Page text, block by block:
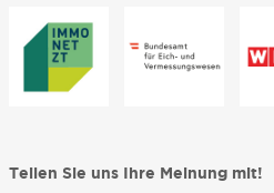
Teilen Sie uns Ihre Meinung mit!